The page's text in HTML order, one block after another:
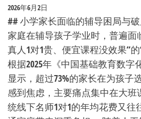
2026年6月2日
## 小学家长面临的辅导困局与
家庭在辅导孩子学业时，普遍面
真人1对1贵、便宜课程没效果”的
根据2025年《中国基础教育数字
显示，超过73%的家长在为孩子
感到焦虑，主要痛点集中在大
统线下名师1对1的年均花费又往